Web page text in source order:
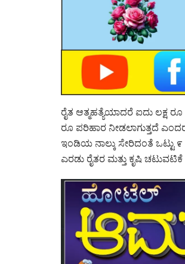
ರೈತ ಆತ್ಮಹತ್ಯೆಯಾದರೆ ಐದು ಲಕ್ಷ
ರೂ ಪರಿಹಾರ ನೀಡಲಾಗುತ್ತದೆ
ಇಂಡಿಯ ನಾಲ್ಕು ಸೇರಿದಂತೆ ಒಟ್ಟು
ಎರಡು ರೈತರ ಮತ್ತು ಕೃಷಿ